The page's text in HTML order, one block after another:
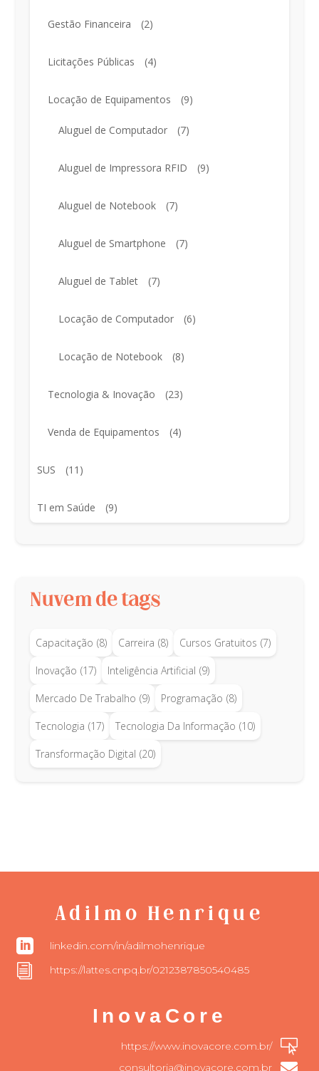
Gestão Financeira (2)
Licitações Públicas (4)
Locação de Equipamentos (9)
Aluguel de Computador (7)
Aluguel de Impressora RFID (9)
Aluguel de Notebook (7)
Aluguel de Smartphone (7)
Aluguel de Tablet (7)
Locação de Computador (6)
Locação de Notebook (8)
Tecnologia & Inovação (23)
Venda de Equipamentos (4)
SUS (11)
TI em Saúde (9)
Nuvem de tags
Capacitação (8) Carreira (8) Cursos Gratuitos (7)
Inovação (17) Inteligência Artificial (9)
Mercado De Trabalho (9) Programação (8)
Tecnologia (17) Tecnologia Da Informação (10)
Transformação Digital (20)
Adilmo Henrique
 linkedin.com/in/adilmohenrique
i https://lattes.cnpq.br/0212387850540485
InovaCore

https://www.inovacore.com.br/
consultoria@inovacore.com.br